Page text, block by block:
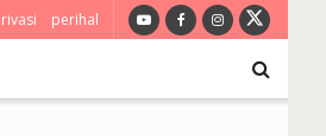
perihal